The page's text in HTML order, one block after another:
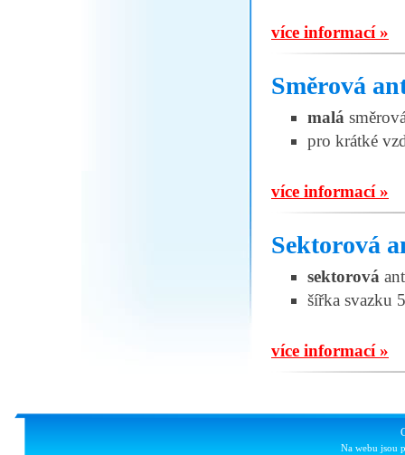
více informací »
Směrová
malá
pro krátké
více informací »
Sektorová
sektorová
šířka svazku
více informací »
Na webu jsou